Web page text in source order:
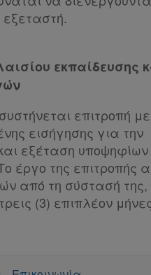
εκπαίδευσης
επιτροπή με
εισήγησης για την
εξέταση υποψηφίων
έργο της επιτροπής
από τη σύστασή της,
(3) επιπλέον